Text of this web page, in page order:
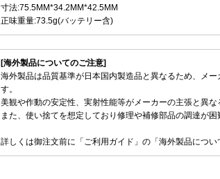
寸法:75.5MM*34.2MM*42.5MM
正味重量:73.5g(バッテリー含)
[海外製品についてのご注意]
海外製品は品質基準が日本国内製造品と異なるため、メ
す。
美観や作動の安定性、実射性能等がメーカーの主張と異な
また、使い捨てを想定しており修理や補修部品の調達が困
詳しくは御注文前に「ご利用ガイド」の「海外製品につ